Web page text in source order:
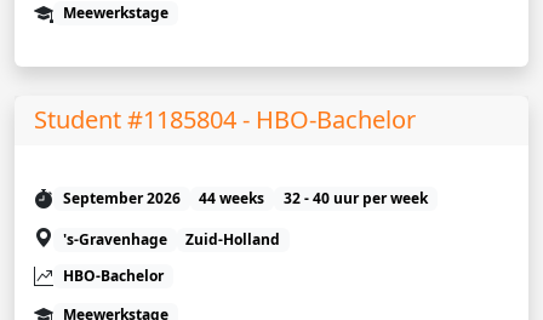
Meewerkstage
Student #1185804 - HBO-Bachelor
September 2026 44 weeks
32 - 40 uur per week
's-Gravenhage
Zuid-Holland
HBO-Bachelor
Meewerkstage